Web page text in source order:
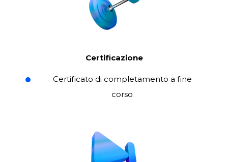
Certificazione
Certificato di completamento a fine
corso